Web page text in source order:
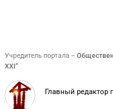
Учредитель портала –
XXI”
Главный редактор